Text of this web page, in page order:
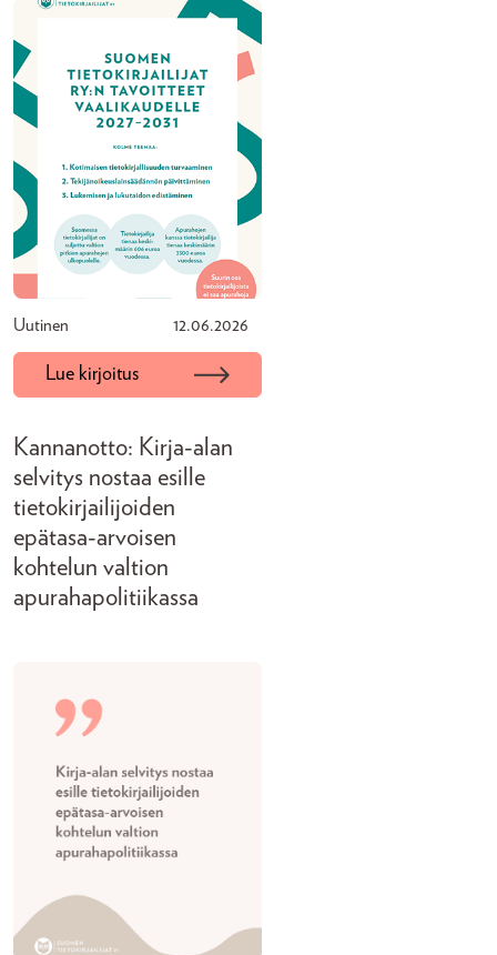
Uutinen 12.06.2026
Lue kirjoitus
Kannanotto: Kirja-alan
selvitys nostaa esille
tietokirjailijoiden
epätasa-arvoisen
kohtelun valtion
apurahapolitiikassa